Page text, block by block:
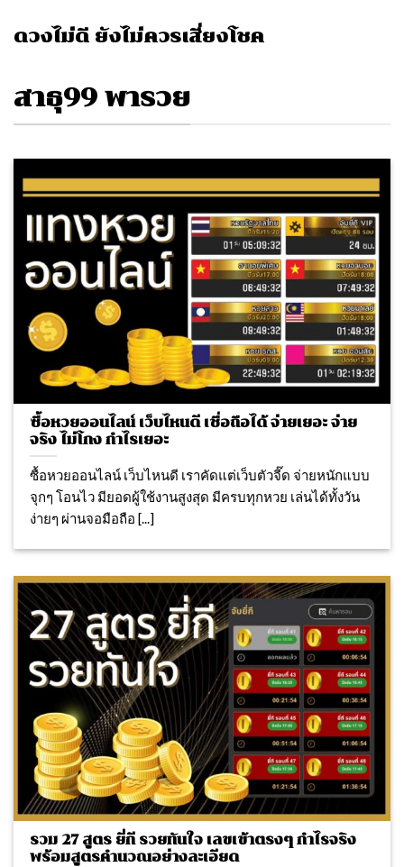
ดวงไม่ดี ยังไม่ควรเสี่ยงโชค
สาธุ99 พารวย
ซื้อหวยออนไลน์ เว็บไหนดี เชื่อถือได้ จ่ายเยอะ จ่าย
จริง ไม่โกง กำไรเยอะ
ซื้อหวยออนไลน์ เว็บไหนดี เราคัดแต่เว็บตัวจี๊ด จ่ายหนักแบบ
จุกๆ โอนไว มียอดผู้ใช้งานสูงสุด มีครบทุกหวย เล่นได้ทั้งวัน
ง่ายๆ ผ่านจอมือถือ [...]
รวม 27 สูตร ยี่กี รวยทันใจ เลขเข้าตรงๆ กำไรจริง
พร้อมสูตรคำนวณอย่างละเอียด